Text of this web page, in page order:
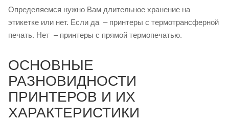
Определяемся нужно Вам длительное хранение на
этикетке или нет. Если да – принтеры с термотрансферной
печать. Нет – принтеры с прямой термопечатью.
ОСНОВНЫЕ
РАЗНОВИДНОСТИ
ПРИНТЕРОВ И ИХ
ХАРАКТЕРИСТИКИ